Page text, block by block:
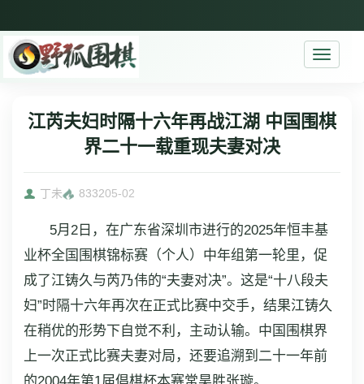
Toggle
江芮夫妇时隔十六年再战江湖 中国围棋
界二十一载重现夫妻对决
丁未 833205-02
5月2日，在广东省深圳市进行的2025年恒丰基
业杯全国围棋锦标赛（个人）中年组第一轮里，促
成了江铸久与芮乃伟的“夫妻对决”。这是“十八段夫
妇”时隔十六年再次在正式比赛中交手，结果江铸久
在稍优的形势下自觉不利，主动认输。中国围棋界
上一次正式比赛夫妻对局，还要追溯到二十一年前